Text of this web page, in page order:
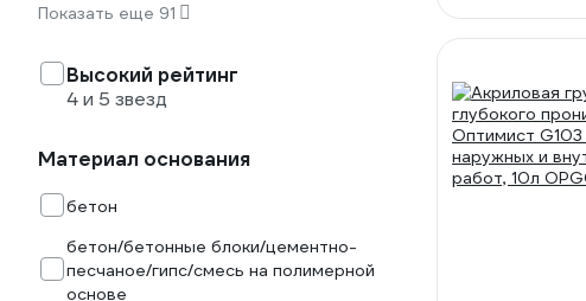
Показать еще 91
Высокий рейтинг
4 и 5 звезд
Материал основания
бетон
бетон/бетонные блоки/цементно-
песчаное/гипс/смесь на полимерной
основе